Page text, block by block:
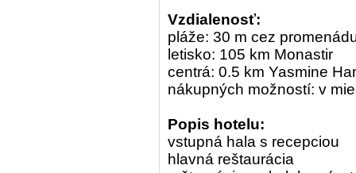
Vzdialenosť:
pláže: 30 m cez
letisko: 105 km Monastir
centrá: 0.5 km Yasmine
nákupných možností: v
Popis hotelu:
vstupná hala s recepciou
hlavná reštaurácia